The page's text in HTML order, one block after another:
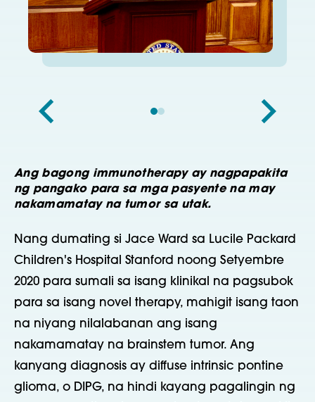
Ang bagong immunotherapy ay nagpapakita
ng pangako para sa mga pasyente na may
nakamamatay na tumor sa utak.
Nang dumating si Jace Ward sa Lucile Packard
Children's Hospital Stanford noong Setyembre
2020 para sumali sa isang klinikal na pagsubok
para sa isang novel therapy, mahigit isang taon
na niyang nilalabanan ang isang
nakamamatay na brainstem tumor. Ang
kanyang diagnosis ay diffuse intrinsic pontine
glioma, o DIPG, na hindi kayang pagalingin ng